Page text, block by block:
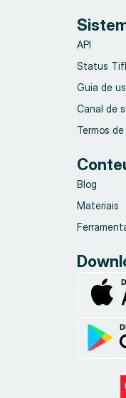
API
Status
Guia de
Canal de
Termos
Blog
Materiais